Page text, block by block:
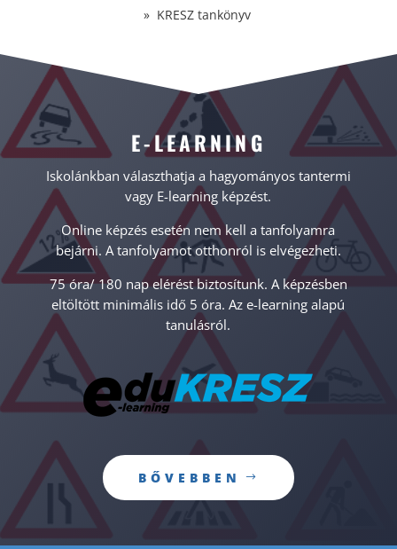
» KRESZ tankönyv
E-LEARNING
Iskolánkban választhatja a hagyományos tantermi
vagy E-learning képzést.
Online képzés esetén nem kell a tanfolyamra
bejárni. A tanfolyamot otthonról is elvégezheti.
75 óra/ 180 nap elérést biztosítunk. A képzésben
eltöltött minimális idő 5 óra. Az e-learning alapú
tanulásról.
BŐVEBBEN